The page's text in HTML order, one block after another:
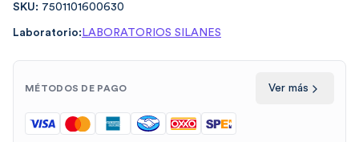
SKU: 7501101600630
Laboratorio: LABORATORIOS SILANES
MÉTODOS DE PAGO Ver más